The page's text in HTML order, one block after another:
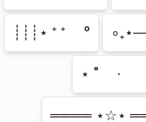
┊┊┊⋆ ⁺ ⁺ 　°
⋆ ˚ 　· 　
════ ⋆☆⋆